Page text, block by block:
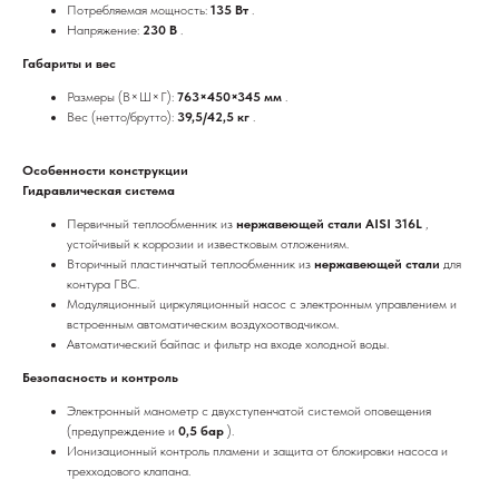
Потребляемая мощность: 135 Вт .
Напряжение: 230 В .
Габариты и вес
Размеры (В×Ш×Г): 763×450×345 мм .
Вес (нетто/брутто): 39,5/42,5 кг .
Особенности конструкции
Гидравлическая система
Первичный теплообменник из нержавеющей стали AISI 316L ,
устойчивый к коррозии и известковым отложениям.
Вторичный пластинчатый теплообменник из нержавеющей стали для
контура ГВС.
Модуляционный циркуляционный насос с электронным управлением и
встроенным автоматическим воздухоотводчиком.
Автоматический байпас и фильтр на входе холодной воды.
Безопасность и контроль
Электронный манометр с двухступенчатой системой оповещения
(предупреждение и 0,5 бар ).
Ионизационный контроль пламени и защита от блокировки насоса и
трехходового клапана.